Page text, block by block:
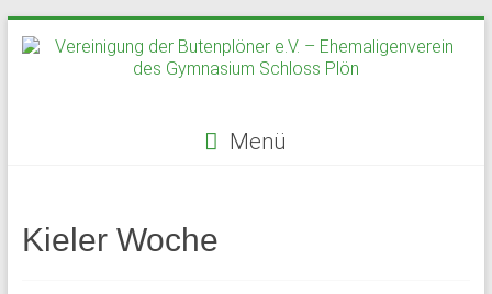
Inhalt
der
Menü
Kieler Woche